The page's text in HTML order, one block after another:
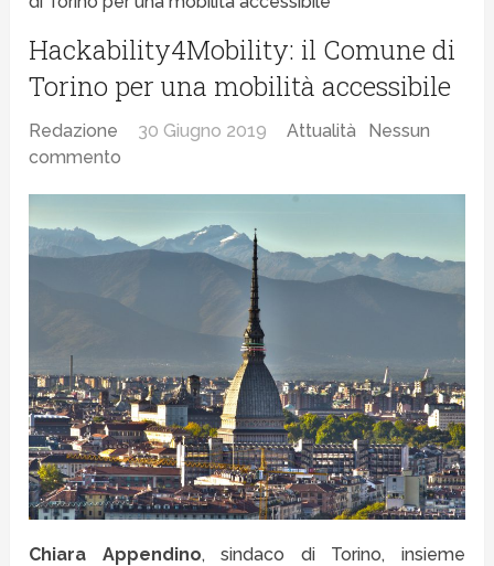
Hackability4Mobility: il Comune di
Torino per una mobilità accessibile
Redazione 30 Giugno 2019 Attualità
Nessun
commento
Chiara Appendino, sindaco di Torino, insieme